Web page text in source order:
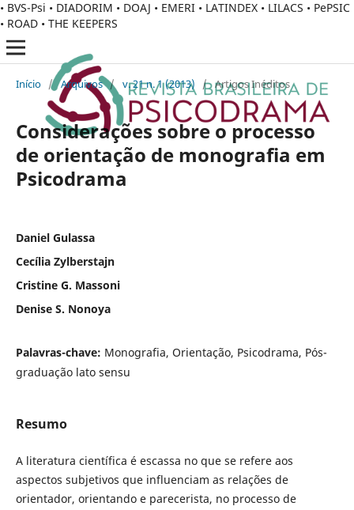
• BVS-Psi • DIADORIM • DOAJ • EMERI • LATINDEX • LILACS • PePSIC
• ROAD • THE KEEPERS
Início / Arquivos / v. 21 n. 1 (2013) / Artigos Inéditos
Considerações sobre o processo
de orientação de monografia em
Psicodrama
Daniel Gulassa
Cecília Zylberstajn
Cristine G. Massoni
Denise S. Nonoya
Palavras-chave: Monografia, Orientação, Psicodrama, Pós-
graduação lato sensu
Resumo
A literatura científica é escassa no que se refere aos
aspectos subjetivos que influenciam as relações de
orientador, orientando e parecerista, no processo de